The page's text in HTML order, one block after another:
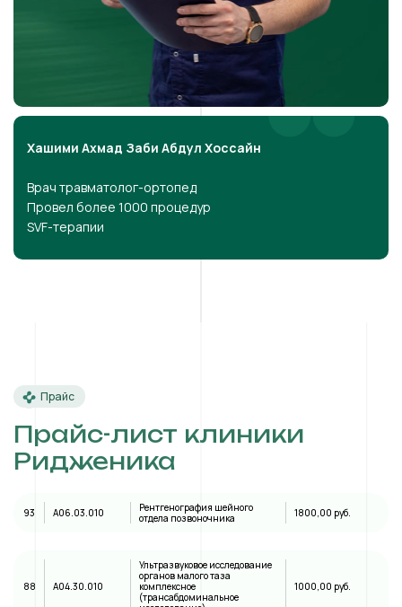
Хашими Ахмад Заби Абдул Хоссайн
Врач травматолог-ортопед
Провел более 1000 процедур
SVF-терапии
Прайс
Прайс-лист клиники
Ридженика
93 A06.03.010
Рентгенография шейного
отдела позвоночника
1800,00 руб.
88 А04.30.010
Ультразвуковое исследование
органов малого таза
комплексное
(трансабдоминальное
1000,00 руб.